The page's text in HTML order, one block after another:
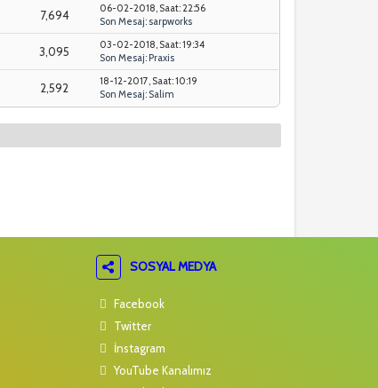
7,694
06-02-2018, Saat: 22:56
Son Mesaj: sarpworks
3,095
03-02-2018, Saat: 19:34
Son Mesaj: Praxis
2,592
18-12-2017, Saat: 10:19
Son Mesaj: Salim
SOSYAL MEDYA
Facebook
Twitter
İnstagram
YouTube Kanalımız